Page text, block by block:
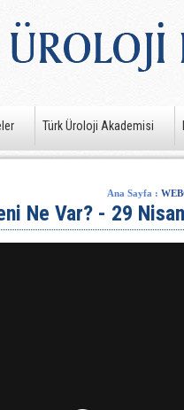
Türk Üroloji Akademisi
Ana Sayfa :
Ne Var? - 29